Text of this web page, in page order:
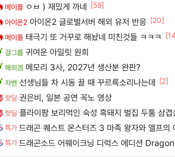
메이플 ㅇㅂ ) 재밌게 까네 [59]
아이온2 아이온2 글로벌서버 해외 유저 반응 [20]
메이플 태극기 또 거꾸로 해놨네 미친것들 ㅋㅋㅋ
걸그룹 귀여운 아일릿 원희
해외겜 메모리 3사, 2027년 생산분 완판?
차벤 선생님들 차 시동 끌 때 꾸르륵소리나는데 [2]
핫딜 권은비, 일본 공연 꼭노 영상
핫딜 플라이팜 보리먹인 숙성 흑돼지 벌집 두툼 삼
특가 드래곤 퀘스트 몬스터즈 3 마족 왕자와 엘
특가 드래곤소드 어웨이크닝 디럭스 에디션